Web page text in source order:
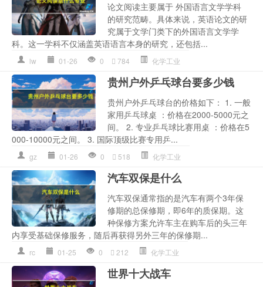
论文阅读主要属于 外国语言文学学科
的研究范畴。具体来说，英语论文的研
究属于文学门类下的外国语言文学学
科。这一学科不仅涵盖英语语言本身的研究，还包括...
lw 01-26 0 784 化学工业
贵州户外乒乓球台要多少钱
贵州户外乒乓球台的价格如下： 1. 一般
家用乒乓球桌 ：价格在2000-5000元之
间。 2. 专业乒乓球比赛用桌 ：价格在5
000-10000元之间。 3. 国际顶级比赛专用乒...
gz 01-26 0 518 化学工业
汽车双保是什么
汽车双保通常指的是汽车有两个3年保
修期的总保修期，即6年的质保期。这
种保修方案允许车主在购车后的头三年
内享受基础保修服务，随后再获得另外三年的保修期...
rc 01-25 0 212 化学工业
世界十大战车